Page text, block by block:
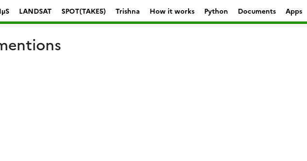
LANDSAT SPOT(TAKE5) Trishna How it works Python Documents Apps